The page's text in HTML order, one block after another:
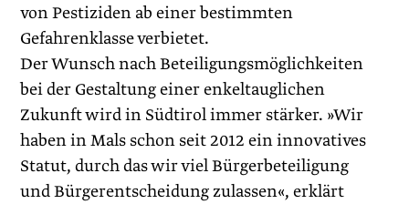
von Pestiziden ab einer bestimmten
Gefahrenklasse verbietet.
Der Wunsch nach Beteiligungsmöglichkeiten
bei der Gestaltung einer enkeltauglichen
Zukunft wird in Südtirol immer stärker. »Wir
haben in Mals schon seit 2012 ein innovatives
Statut, durch das wir viel Bürgerbeteiligung
und Bürgerentscheidung zulassen«, erklärt